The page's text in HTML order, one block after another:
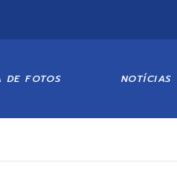
DE FOTOS NOTÍCIAS